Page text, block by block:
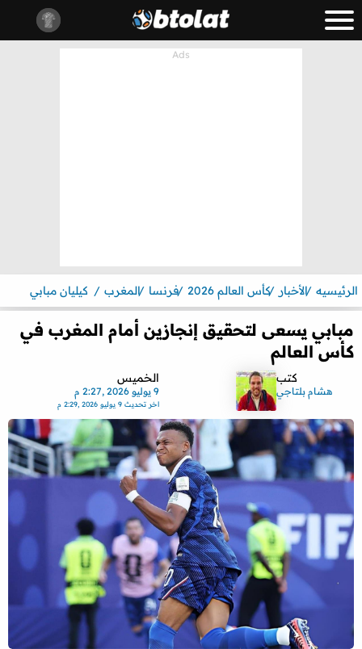
الرئيسيه الأخبار كأس العالم 2026 فرنسا المغرب كيليان مبابي
مبابي يسعى لتحقيق إنجازين أمام المغرب في
كأس العالم
كتب
هشام بلتاجي
الخميس
9 يوليو 2026 ,2:27 م
اخر تحديث9 يوليو 2026 ,2:29 م